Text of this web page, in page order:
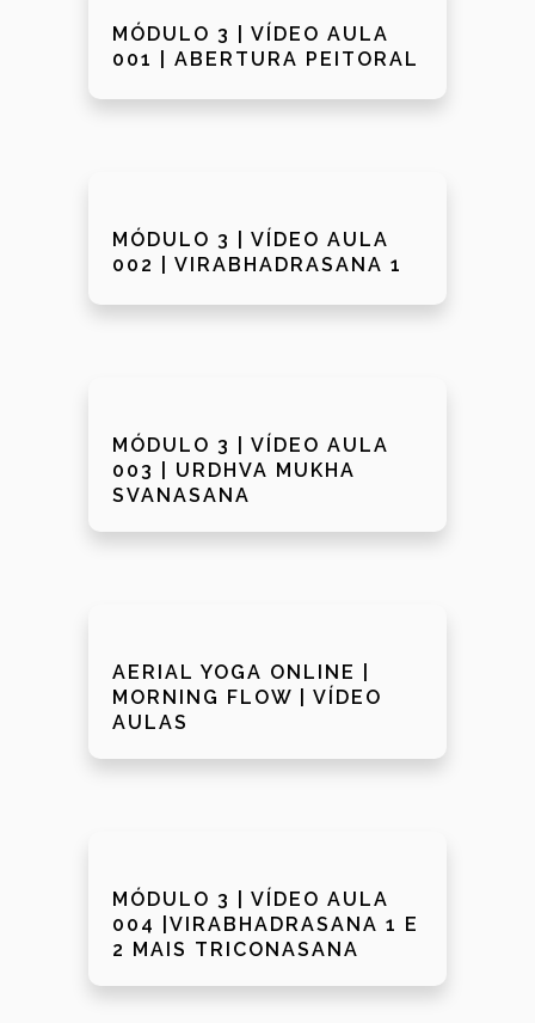
MÓDULO 3 | VÍDEO AULA
001 | ABERTURA PEITORAL
MÓDULO 3 | VÍDEO AULA
002 | VIRABHADRASANA 1
MÓDULO 3 | VÍDEO AULA
003 | URDHVA MUKHA
SVANASANA
AERIAL YOGA ONLINE |
MORNING FLOW | VÍDEO
AULAS
MÓDULO 3 | VÍDEO AULA
004 |VIRABHADRASANA 1 E
2 MAIS TRICONASANA